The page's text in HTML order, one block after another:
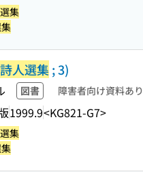
集
人選集 ; 3)
図書 障害者向け資料あり
1999.9<KG821-G7>
集